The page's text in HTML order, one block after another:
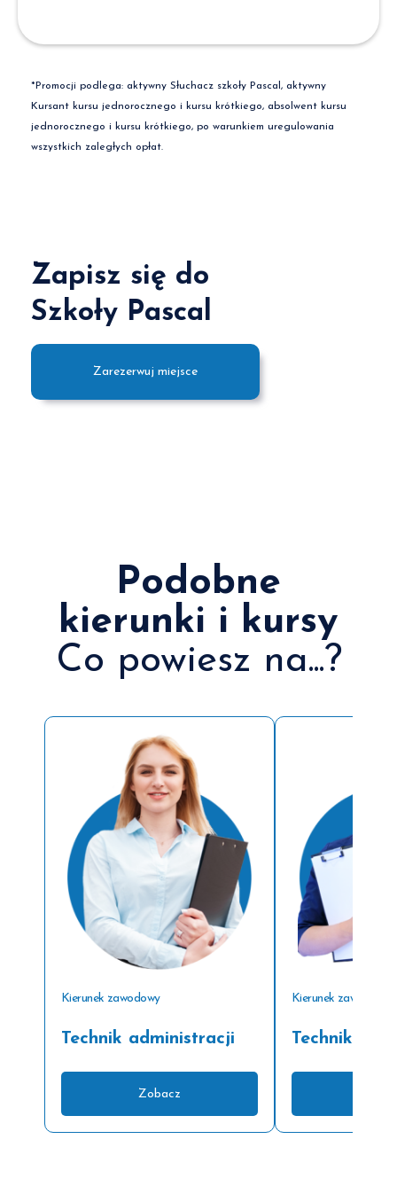
*Promocji podlega: aktywny Słuchacz szkoły Pascal, aktywny
Kursant kursu jednorocznego i kursu krótkiego, absolwent kursu
jednorocznego i kursu krótkiego, po warunkiem uregulowania
wszystkich zaległych opłat.
Zapisz się do
Szkoły Pascal
Zarezerwuj miejsce
Podobne
kierunki i kursy
Co powiesz na...?
Kierunek zawodowy
Technik administracji
Zobacz
Kierunek zawodowy
Technik